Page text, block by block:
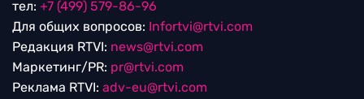
тел: +7 (499) 579-86-96
Для общих вопросов: Infortvi@rtvi.com
Редакция RTVI: news@rtvi.com
Маркетинг/PR: pr@rtvi.com
Реклама RTVI: adv-eu@rtvi.com